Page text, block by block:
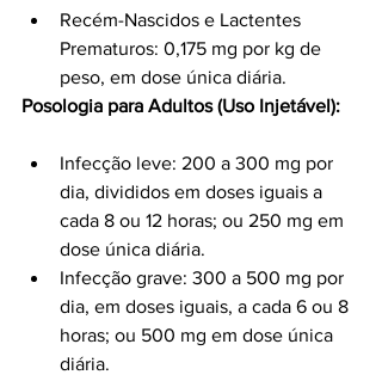
Recém-Nascidos e Lactentes
Prematuros: 0,175 mg por kg de
peso, em dose única diária.
Posologia para Adultos (Uso Injetável):
Infecção leve: 200 a 300 mg por
dia, divididos em doses iguais a
cada 8 ou 12 horas; ou 250 mg em
dose única diária.
Infecção grave: 300 a 500 mg por
dia, em doses iguais, a cada 6 ou 8
horas; ou 500 mg em dose única
diária.